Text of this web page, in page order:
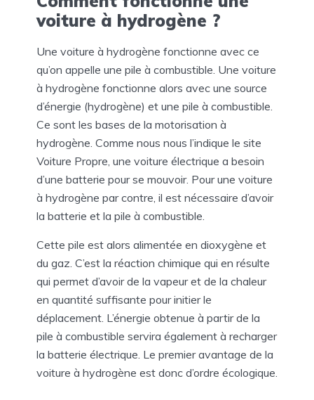
voiture à hydrogène ?
Une voiture à hydrogène fonctionne avec ce
qu’on appelle une pile à combustible. Une voiture
à hydrogène fonctionne alors avec une source
d’énergie (hydrogène) et une pile à combustible.
Ce sont les bases de la motorisation à
hydrogène. Comme nous nous l’indique le site
Voiture Propre, une voiture électrique a besoin
d’une batterie pour se mouvoir. Pour une voiture
à hydrogène par contre, il est nécessaire d’avoir
la batterie et la pile à combustible.
Cette pile est alors alimentée en dioxygène et
du gaz. C’est la réaction chimique qui en résulte
qui permet d’avoir de la vapeur et de la chaleur
en quantité suffisante pour initier le
déplacement. L’énergie obtenue à partir de la
pile à combustible servira également à recharger
la batterie électrique. Le premier avantage de la
voiture à hydrogène est donc d’ordre écologique.